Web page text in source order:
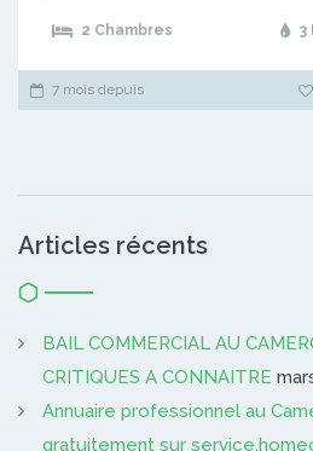
2 Chambres 3
7 mois depuis
Articles récents
BAIL COMMERCIAL AU
CRITIQUES A CONNAITRE
Annuaire professionnel au
gratuitement sur